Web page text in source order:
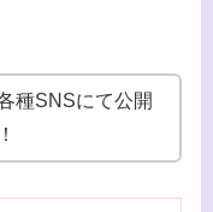
種SNSにて公開